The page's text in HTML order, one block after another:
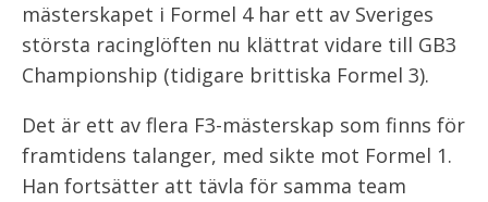
mästerskapet i Formel 4 har ett av Sveriges
största racinglöften nu klättrat vidare till GB3
Championship (tidigare brittiska Formel 3).
Det är ett av flera F3-mästerskap som finns för
framtidens talanger, med sikte mot Formel 1.
Han fortsätter att tävla för samma team